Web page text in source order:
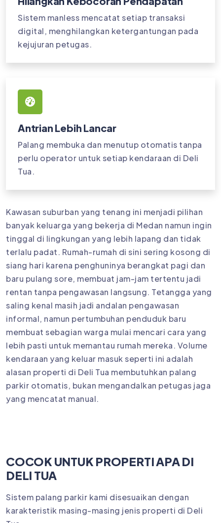
Sistem manless mencatat setiap transaksi
digital, menghilangkan ketergantungan pada
kejujuran petugas.
Antrian Lebih Lancar
Palang membuka dan menutup otomatis tanpa
perlu operator untuk setiap kendaraan di Deli
Tua.
Kawasan suburban yang tenang ini menjadi pilihan
banyak keluarga yang bekerja di Medan namun ingin
tinggal di lingkungan yang lebih lapang dan tidak
terlalu padat. Rumah-rumah di sini sering kosong di
siang hari karena penghuninya berangkat pagi dan
baru pulang sore, membuat jam-jam tertentu jadi
rentan tanpa pengawasan langsung. Tetangga yang
saling kenal masih jadi andalan pengawasan
informal, namun pertumbuhan penduduk baru
membuat sebagian warga mulai mencari cara yang
lebih pasti untuk memantau rumah mereka. Volume
kendaraan yang keluar masuk seperti ini adalah
alasan properti di Deli Tua membutuhkan palang
parkir otomatis, bukan mengandalkan petugas jaga
yang mencatat manual.
COCOK UNTUK PROPERTI APA DI
DELI TUA
Sistem palang parkir kami disesuaikan dengan
karakteristik masing-masing jenis properti di Deli